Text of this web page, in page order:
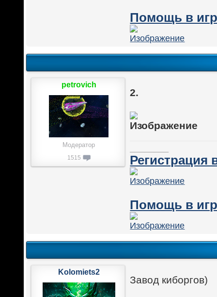
Помощь в
2.
Регистрация
Помощь в
petrovich
Модератор
1515
Завод киборгов)
Kolomiets2